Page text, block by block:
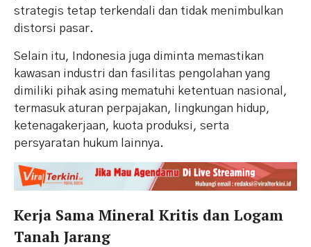
strategis tetap terkendali dan tidak menimbulkan
distorsi pasar.
Selain itu, Indonesia juga diminta memastikan
kawasan industri dan fasilitas pengolahan yang
dimiliki pihak asing mematuhi ketentuan nasional,
termasuk aturan perpajakan, lingkungan hidup,
ketenagakerjaan, kuota produksi, serta
persyaratan hukum lainnya.
Kerja Sama Mineral Kritis dan Logam
Tanah Jarang